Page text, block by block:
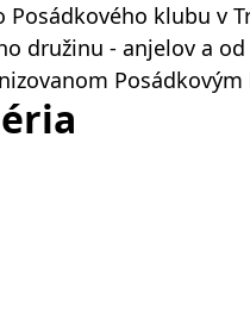
Posádkového klubu v
družinu - anjelov a
Posádkovým